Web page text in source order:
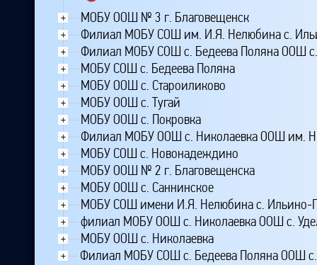
+ МОБУ ООШ № 3 г. Благовещенск
+ Филиал МОБУ СОШ им. И.Я. Нелюбина с.
+ Филиал МОБУ СОШ с. Бедеева Поляна ООШ
+ МОБУ СОШ с. Бедеева Поляна
+ МОБУ ООШ с. Староиликово
+ МОБУ ООШ с. Тугай
+ МОБУ ООШ с. Покровка
+ Филиал МОБУ ООШ с. Николаевка ООШ им.
+ МОБУ СОШ с. Новонадеждино
+ МОБУ ООШ № 2 г. Благовещенска
+ МОБУ ООШ с. Саннинское
+ МОБУ СОШ имени И.Я. Нелюбина с. Ильино-
+ филиал МОБУ ООШ с. Николаевка ООШ с.
+ МОБУ ООШ с. Николаевка
+ Филиал МОБУ СОШ с. Бедеева Поляна ООШ